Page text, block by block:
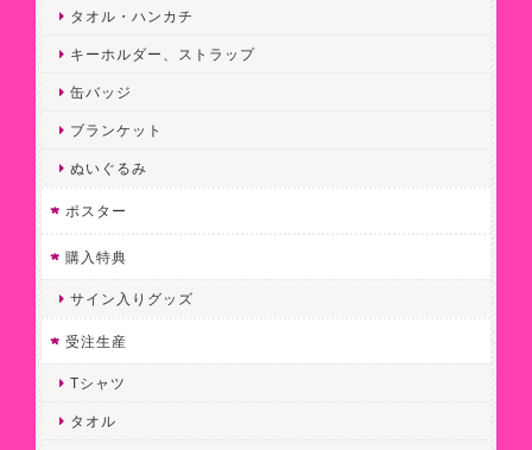
タオル・ハンカチ
キーホルダー、ストラップ
缶バッジ
ブランケット
ぬいぐるみ
ポスター
購入特典
サイン入りグッズ
受注生産
Tシャツ
タオル